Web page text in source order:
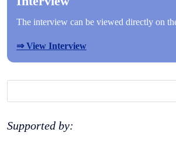
The interview can be viewed directly on
⇒ View Interview
Supported by: